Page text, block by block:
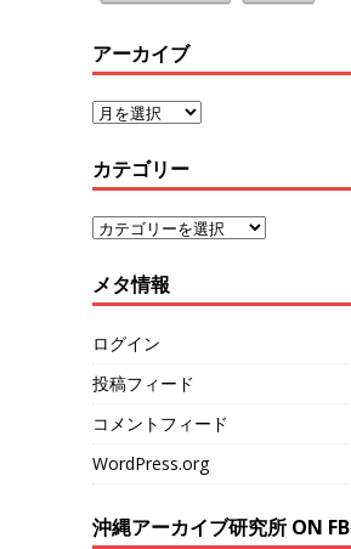
アーカイブ
カテゴリー
メタ情報
ログイン
投稿フィード
コメントフィード
WordPress.org
沖縄アーカイブ研究所 ON FB